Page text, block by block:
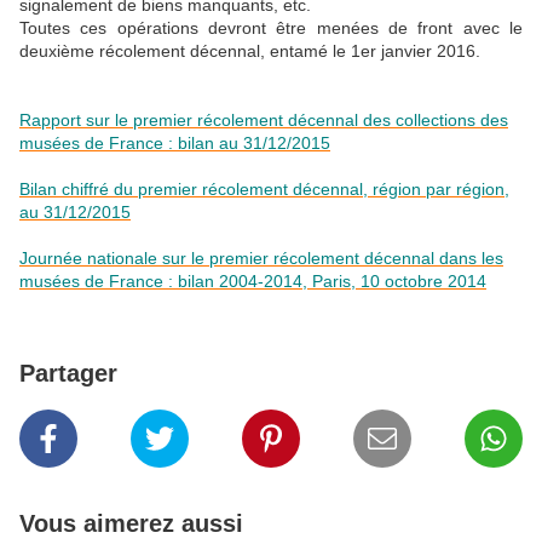
signalement de biens manquants, etc.
Toutes ces opérations devront être menées de front avec le
deuxième récolement décennal, entamé le 1er janvier 2016.
Rapport sur le premier récolement décennal des collections des
musées de France : bilan au 31/12/2015
Bilan chiffré du premier récolement décennal, région par région,
au 31/12/2015
Journée nationale sur le premier récolement décennal dans les
musées de France : bilan 2004-2014, Paris, 10 octobre 2014
Partager
Vous aimerez aussi